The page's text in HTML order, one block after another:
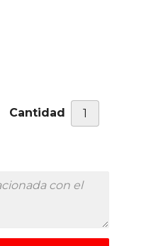
Cantidad